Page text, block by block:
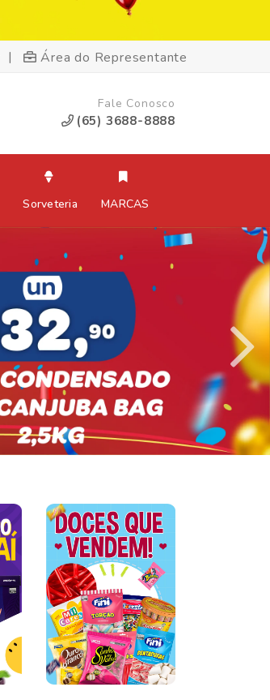
| Área do Representante
Fale Conosco
(65) 3688-8888
Sorveteria MARCAS